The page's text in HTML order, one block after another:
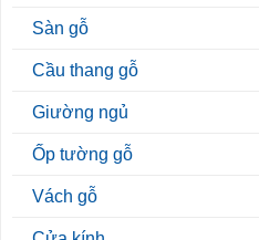
Sàn gỗ
Cầu thang gỗ
Giường ngủ
Ốp tường gỗ
Vách gỗ